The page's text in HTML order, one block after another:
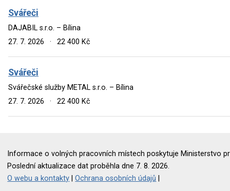
Svářeči
DAJABIL s.r.o. – Bílina
27. 7. 2026
· 22 400 Kč
Svářeči
Svářečské služby METAL s.r.o. – Bílina
27. 7. 2026
· 22 400 Kč
Informace o volných pracovních místech poskytuje Ministerstvo
Poslední aktualizace dat proběhla dne 7. 8. 2026.
O webu a kontakty |Ochrana osobních údajů